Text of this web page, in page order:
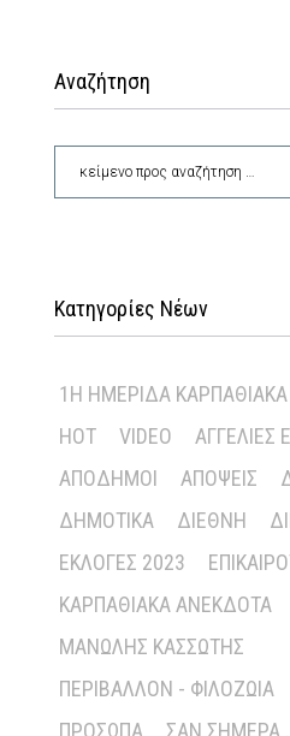
Αναζήτηση
Κατηγορίες Νέων
1Η ΗΜΕΡΊΔΑ
HOT
VIDEO ΑΓΓΕΛΊΕΣ
ΑΠΌΔΗΜΟΙ
ΑΠΌΨΕΙΣ
ΔΗΜΟΤΙΚΆ
ΔΙΕΘΝΉ
ΕΚΛΟΓΈΣ 2023
ΚΑΡΠΑΘΙΑΚΆ ΑΝΈΚΔΟΤΑ
ΜΑΝΏΛΗΣ ΚΑΣΣΏΤΗΣ
ΠΕΡΙΒΆΛΛΟΝ - ΦΙΛΟΖΩΊΑ